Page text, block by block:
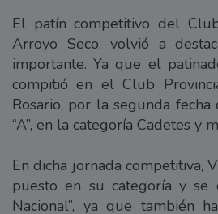
El patín competitivo del
Arroyo Seco, volvió a
importante. Ya que el
compitió en el Club
Rosario, por la segunda
“A”, en la categoría Cadetes y
En dicha jornada competitiva,
puesto en su categoría y se
Nacional”, ya que también